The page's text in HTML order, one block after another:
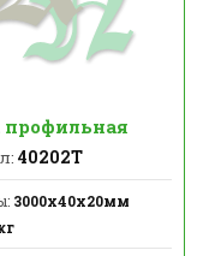
профильная
40202Т
3000х40х20мм